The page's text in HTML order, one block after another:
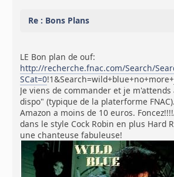
Re : Bons Plans
LE Bon plan de ouf:
http://recherche.fnac.com/Search/
SCat=0
Je viens de commander et je
dispo" (typique de la platerforme
Amazon a moins de 10 euros.
dans le style Cock Robin en plus Hard
une chanteuse fabuleuse!